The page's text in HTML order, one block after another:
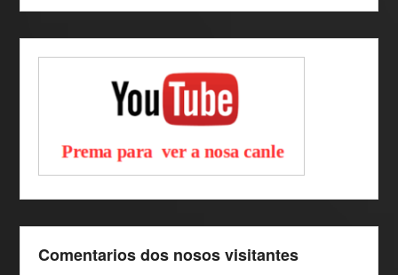
Comentarios dos nosos visitantes